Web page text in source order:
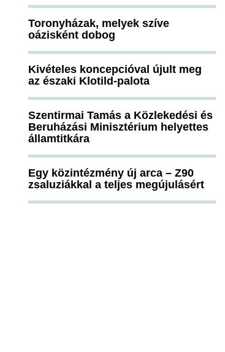
Toronyházak, melyek szíve
oázisként dobog
Kivételes koncepcióval újult meg
az északi Klotild-palota
Szentirmai Tamás a Közlekedési és
Beruházási Minisztérium helyettes
államtitkára
Egy közintézmény új arca – Z90
zsaluziákkal a teljes megújulásért